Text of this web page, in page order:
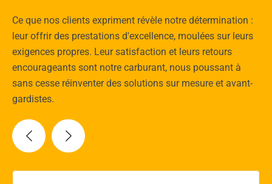
Ce que nos clients expriment révèle notre détermination :
leur offrir des prestations d'excellence, moulées sur leurs
exigences propres. Leur satisfaction et leurs retours
encourageants sont notre carburant, nous poussant à
sans cesse réinventer des solutions sur mesure et avant-
gardistes.